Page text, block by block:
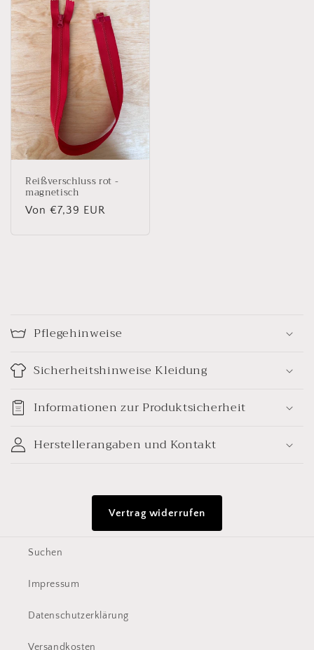
Reißverschluss rot -
magnetisch
Normaler
Von €7,39 EUR
i
n
k
l
a
p
p
Pflegehinweise
Sicherheitshinweise Kleidung
Informationen zur Produktsicherheit
Herstellerangaben und Kontakt
Vertrag widerrufen
Suchen
Impressum
Datenschutzerklärung
Versandkosten